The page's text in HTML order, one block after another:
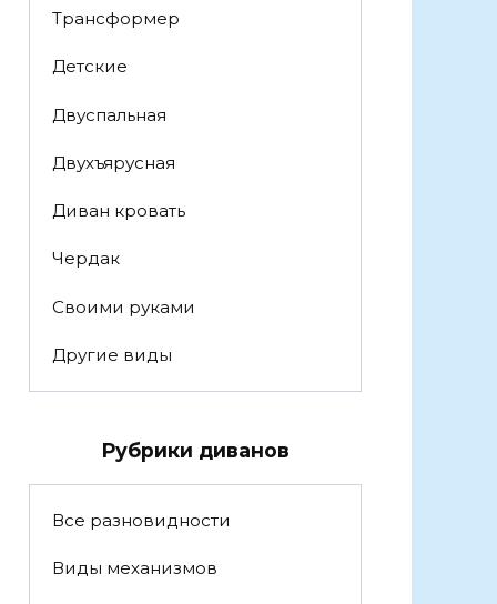
Трансформер
Детские
Двуспальная
Двухъярусная
Диван кровать
Чердак
Своими руками
Другие виды
Рубрики диванов
Все разновидности
Виды механизмов